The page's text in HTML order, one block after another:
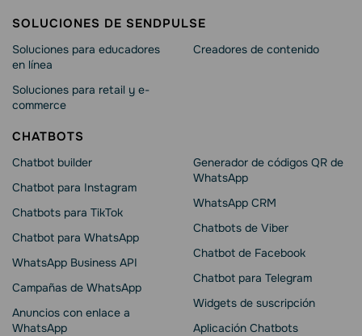
SOLUCIONES DE SENDPULSE
Soluciones para educadores
en línea
Soluciones para retail y e-
commerce
Creadores de contenido
CHATBOTS
Chatbot builder
Chatbot para Instagram
Chatbots para TikTok
Chatbot para WhatsApp
WhatsApp Business API
Campañas de WhatsApp
Anuncios con enlace a
WhatsApp
Generador de códigos QR de
WhatsApp
WhatsApp CRM
Chatbots de Viber
Chatbot de Facebook
Chatbot para Telegram
Widgets de suscripción
Aplicación Chatbots